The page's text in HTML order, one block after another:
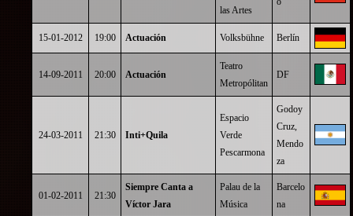
las Artes
15-01-2012 19:00 Actuación Volksbühne Berlín
14-09-2011 20:00 Actuación
Teatro
Metropólitan
DF
24-03-2011 21:30 Inti+Quila
Espacio
Verde
Pescarmona
Godoy
Cruz,
Mendo
za
01-02-2011 21:30
Siempre Canta a
Víctor Jara
Palau de la
Música
Barcelo
na